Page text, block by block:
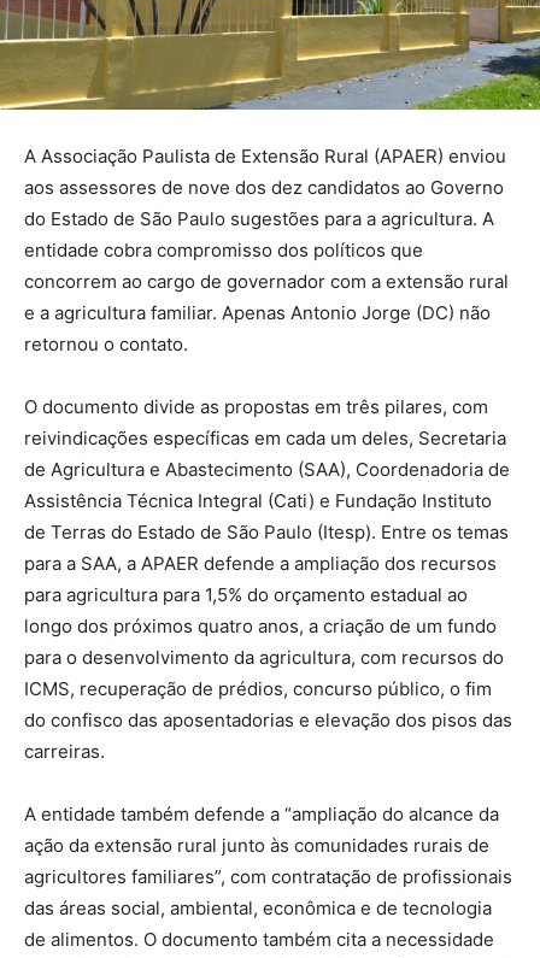
A Associação Paulista de Extensão Rural (APAER) enviou
aos assessores de nove dos dez candidatos ao Governo
do Estado de São Paulo sugestões para a agricultura. A
entidade cobra compromisso dos políticos que
concorrem ao cargo de governador com a extensão rural
e a agricultura familiar. Apenas Antonio Jorge (DC) não
retornou o contato.
O documento divide as propostas em três pilares, com
reivindicações específicas em cada um deles, Secretaria
de Agricultura e Abastecimento (SAA), Coordenadoria de
Assistência Técnica Integral (Cati) e Fundação Instituto
de Terras do Estado de São Paulo (Itesp). Entre os temas
para a SAA, a APAER defende a ampliação dos recursos
para agricultura para 1,5% do orçamento estadual ao
longo dos próximos quatro anos, a criação de um fundo
para o desenvolvimento da agricultura, com recursos do
ICMS, recuperação de prédios, concurso público, o fim
do confisco das aposentadorias e elevação dos pisos das
carreiras.
A entidade também defende a “ampliação do alcance da
ação da extensão rural junto às comunidades rurais de
agricultores familiares”, com contratação de profissionais
das áreas social, ambiental, econômica e de tecnologia
de alimentos. O documento também cita a necessidade